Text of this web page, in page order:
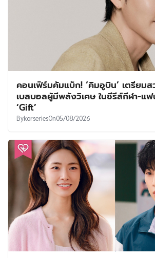
คอนเฟิร์มคัมแบ็ก! ‘คิมอูบิน’ เตรียม
เบสบอลผู้มีพลังวิเศษ ในซีรีส์กีฬา-แฟ
‘Gift’
BykorseriesOn05/08/2026